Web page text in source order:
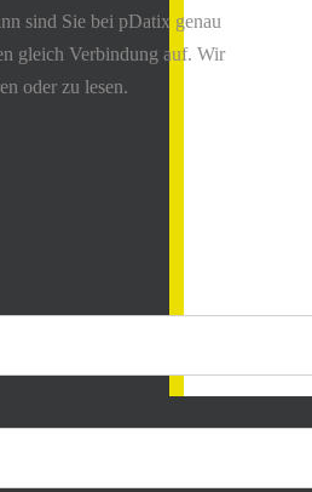
sind Sie bei pDatix genau
gleich Verbindung auf. Wir
oder zu lesen.